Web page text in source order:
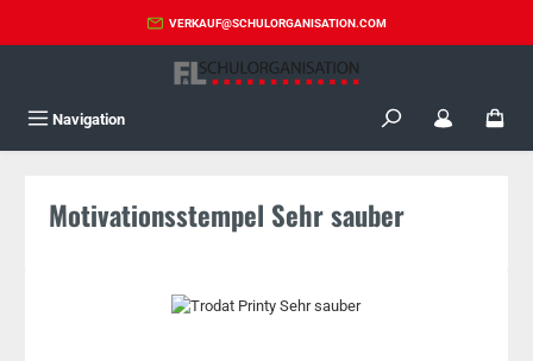
Zum Hauptinhalt springenVERKAUF@SCHULORGANISATION.COM
Navigation
Motivationsstempel Sehr sauber
Bildergalerie überspringen